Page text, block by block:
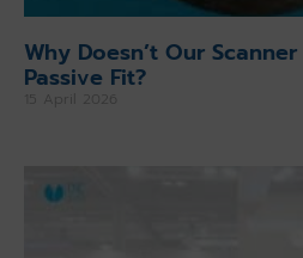
Why Doesn’t Our
Passive Fit?
15 April 2026